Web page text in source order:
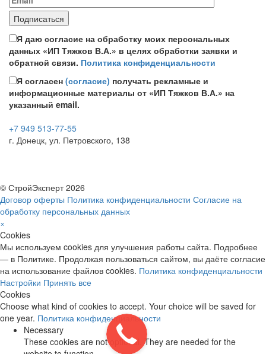
Я даю согласие на обработку моих персональных
данных «ИП Тяжков В.А.» в целях обработки заявки и
обратной связи. Политика конфиденциальности
Я согласен (согласие) получать рекламные и
информационные материалы от «ИП Тяжков В.А.» на
указанный email.
+7 949 513-77-55
г. Донецк, ул. Петровского, 138
© СтройЭксперт 2026
Договор оферты Политика конфиденциальности Согласие на
обработку персональных данных
×
Cookies
Мы используем cookies для улучшения работы сайта. Подробнее
— в Политике. Продолжая пользоваться сайтом, вы даёте согласие
на использование файлов cookies. Политика конфиденциальности
Настройки Принять все
Cookies
Choose what kind of cookies to accept. Your choice will be saved for
one year. Политика конфиденциальности
Necessary
These cookies are not optional. They are needed for the